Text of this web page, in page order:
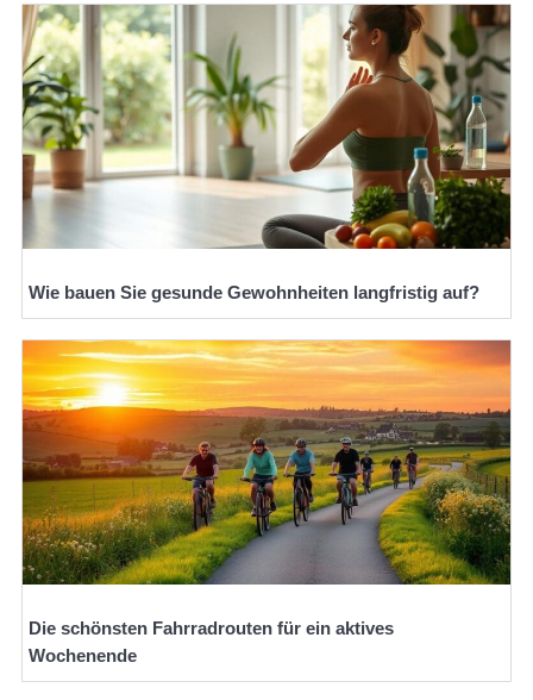
Wie bauen Sie gesunde Gewohnheiten langfristig auf?
Die schönsten Fahrradrouten für ein aktives
Wochenende